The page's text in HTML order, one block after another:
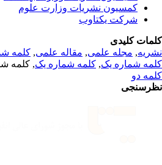
کمسیون نشریات وزارت علوم
شرکت یکتاوب
کلیدی
,مجله علمی, مقاله علمی, کلمه
شماره یک,کلمه شماره یک, کلمه
دو